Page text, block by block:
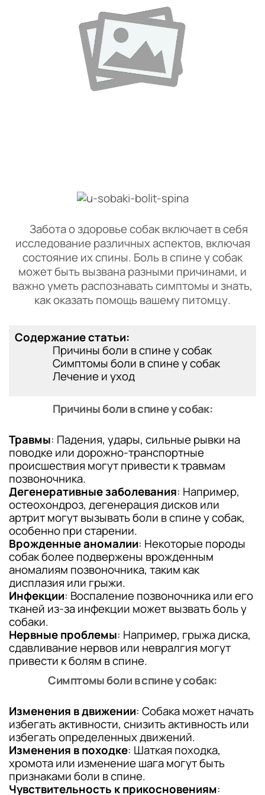
Забота о здоровье собак включает в себя
исследование различных аспектов, включая
состояние их спины. Боль в спине у собак
может быть вызвана разными причинами, и
важно уметь распознавать симптомы и знать,
как оказать помощь вашему питомцу.
Содержание статьи:
Причины боли в спине у собак
Симптомы боли в спине у собак
Лечение и уход
Причины боли в спине у собак:
Травмы: Падения, удары, сильные рывки на
поводке или дорожно-транспортные
происшествия могут привести к травмам
позвоночника.
Дегенеративные заболевания: Например,
остеохондроз, дегенерация дисков или
артрит могут вызывать боли в спине у собак,
особенно при старении.
Врожденные аномалии: Некоторые породы
собак более подвержены врожденным
аномалиям позвоночника, таким как
дисплазия или грыжи.
Инфекции: Воспаление позвоночника или его
тканей из-за инфекции может вызвать боль у
собаки.
Нервные проблемы: Например, грыжа диска,
сдавливание нервов или невралгия могут
привести к болям в спине.
Симптомы боли в спине у собак:
Изменения в движении: Собака может начать
избегать активности, снизить активность или
избегать определенных движений.
Изменения в походке: Шаткая походка,
хромота или изменение шага могут быть
признаками боли в спине.
Чувствительность к прикосновениям: